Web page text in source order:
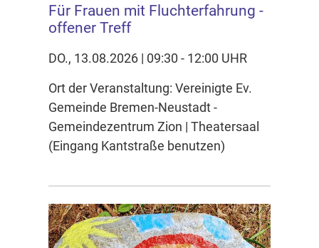
Für Frauen mit Fluchterfahrung -
offener Treff
DO., 13.08.2026 | 09:30 - 12:00 UHR
Ort der Veranstaltung: Vereinigte Ev.
Gemeinde Bremen-Neustadt -
Gemeindezentrum Zion | Theatersaal
(Eingang Kantstraße benutzen)